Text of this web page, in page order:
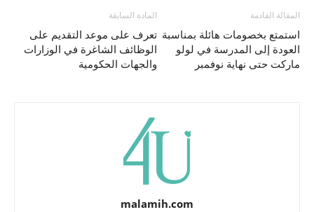
المادة السابقة
تعرف على موعد التقديم على
الوظائف الشاغرة في الوزارات
والجهات الحكومية
المقالة القادمة
استمتع بخصومات هائلة بمناسبة
العودة إلى المدرسة في لولو
ماركت حتى نهاية نوفمبر
malamih.com